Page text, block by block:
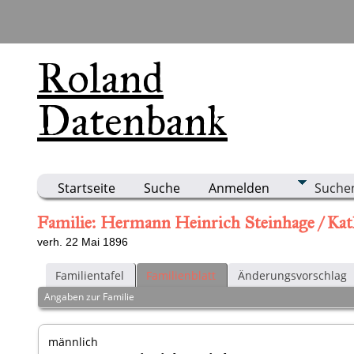
Roland
Datenbank
Startseite Suche Anmelden
Familie: Hermann Heinrich Steinhage /
verh. 22 Mai 1896
Familientafel Familienblatt Änderungsvorschlag
Angaben zur Familie
männlich